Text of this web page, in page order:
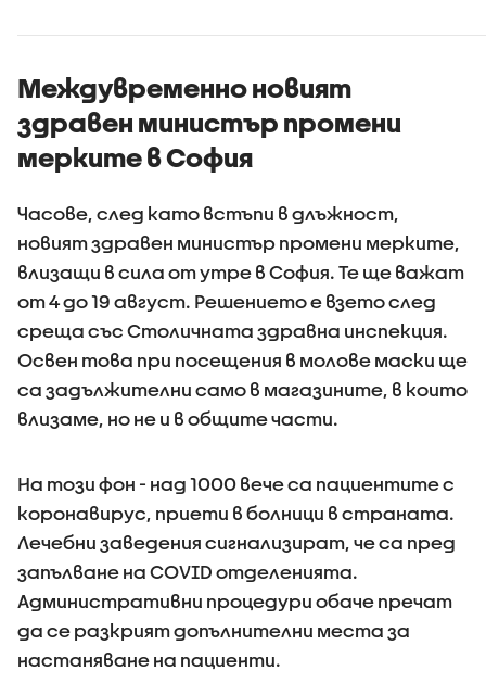
Междувременно новият
здравен министър промени
мерките в София
Часове, след като встъпи в длъжност,
новият здравен министър промени мерките,
влизащи в сила от утре в София. Те ще важат
от 4 до 19 август. Решението е взето след
среща със Столичната здравна инспекция.
Освен това при посещения в молове маски ще
са задължителни само в магазините, в които
влизаме, но не и в общите части.
На този фон - над 1000 вече са пациентите с
коронавирус, приети в болници в страната.
Лечебни заведения сигнализират, че са пред
запълване на COVID отделенията.
Административни процедури обаче пречат
да се разкрият допълнителни места за
настаняване на пациенти.